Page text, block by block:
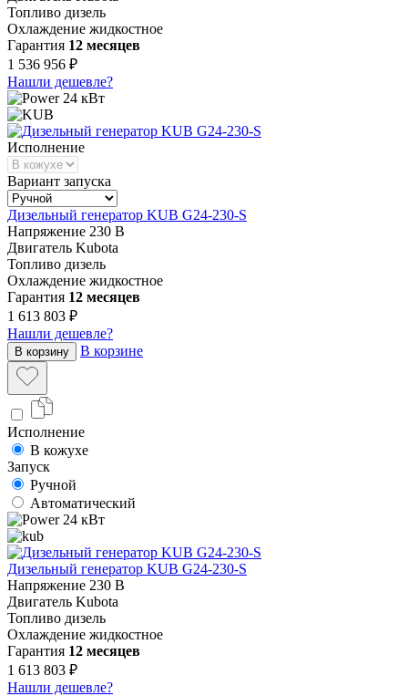
Топливо дизель
Охлаждение жидкостное
Гарантия 12 месяцев
1 536 956 ₽
Нашли дешевле?
24 кВт
Исполнение
Вариант запуска
Дизельный генератор KUB G24-230-S
Напряжение 230 В
Двигатель Kubota
Топливо дизель
Охлаждение жидкостное
Гарантия 12 месяцев
1 613 803 ₽
Нашли дешевле?
В корзину В корзине
Исполнение
В кожухе
Запуск
Ручной
Автоматический
24 кВт
Дизельный генератор KUB G24-230-S
Напряжение 230 В
Двигатель Kubota
Топливо дизель
Охлаждение жидкостное
Гарантия 12 месяцев
1 613 803 ₽
Нашли дешевле?